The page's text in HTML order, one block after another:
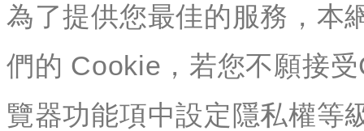
為了提供您最佳的服務，本
們的 Cookie，若您不願接
覽器功能項中設定隱私權等